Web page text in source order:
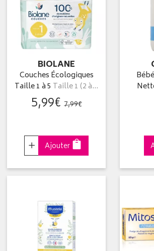
BIOLANE
Couches Écologiques
Taille 1 à 5 Taille 1 (2 à…
5,99€ 7,99€
Choisir
Ajouter